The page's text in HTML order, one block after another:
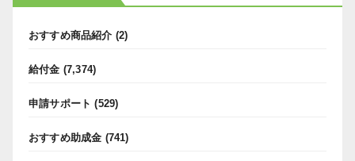
おすすめ商品紹介 (2)
給付金 (7,374)
申請サポート (529)
おすすめ助成金 (741)